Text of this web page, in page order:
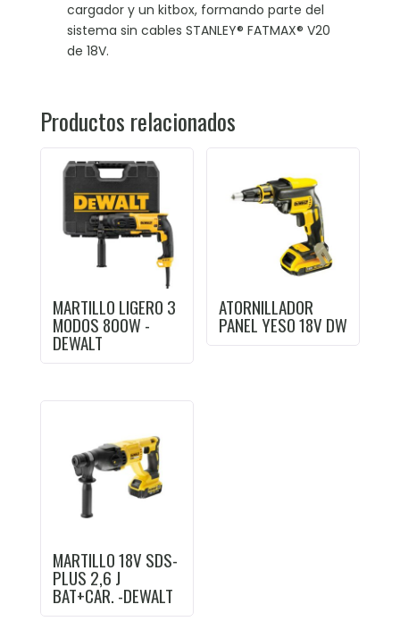
cargador y un kitbox, formando parte del
sistema sin cables STANLEY® FATMAX® V20
de 18V.
Productos relacionados
MARTILLO LIGERO 3
MODOS 800W -
DEWALT
ATORNILLADOR
PANEL YESO 18V DW
MARTILLO 18V SDS-
PLUS 2,6 J
BAT+CAR. -DEWALT